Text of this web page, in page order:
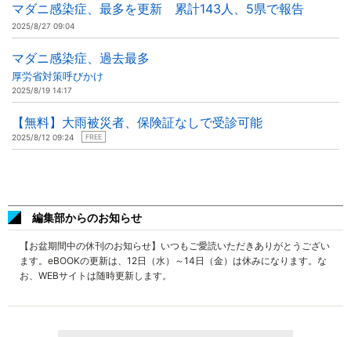
マダニ感染症、最多を更新 累計143人、5県で報告
2025/8/27 09:04
マダニ感染症、過去最多
厚労省対策呼びかけ
2025/8/19 14:17
【無料】大雨被災者、保険証なしで受診可能
2025/8/12 09:24 FREE
編集部からのお知らせ
【お盆期間中の休刊のお知らせ】いつもご愛読いただきありがとうござい
ます。eBOOKの更新は、12日（水）～14日（金）は休みになります。な
お、WEBサイトは随時更新します。